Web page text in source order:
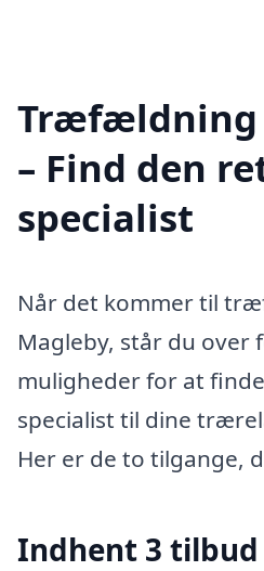
Træfældning
– Find den
specialist
Når det kommer til
Magleby, står du
muligheder for at
specialist til dine
Her er de to tilgange,
Indhent 3 tilbud